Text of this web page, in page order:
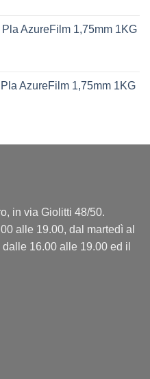
AzureFilm 1,75mm 1KG
AzureFilm 1,75mm 1KG
in via Giolitti 48/50.
alle 19.00, dal martedì al
16.00 alle 19.00 ed il